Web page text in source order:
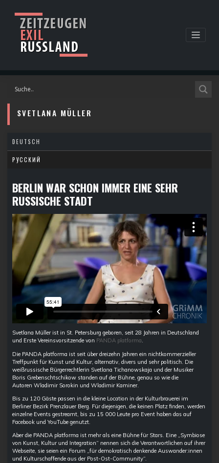
SVETLANA MÜLLER
DEUTSCH
РУССКИЙ
BERLIN WAR SCHON IMMER EINE SEHR
RUSSISCHE STADT
Svetlana Müller ist in St. Petersburg geboren, seit 28 Jahren in Deutschland
und Erste Vereinsvorsitzende von PANDA platforma.
Die PANDA platforma ist seit über dreizehn Jahren ein nichtkommerzieller
Treffpunkt für Kunst und Kultur, alternativ, divers und sehr politisch. Die
weißrussische Bürgerrechtlerin Svetlana Tichanowskaja und der Musiker
Boris Grebenschtschikow standen auf der Bühne, genau so wie die
Autoren Wladimir Sorokin und Wladimir Kaminer.
Bis zu 120 Gäste passen in die kleine Location in der Kulturbrauerei im
Berliner Bezirk Prenzlauer Berg. Für diejenigen, die keinen Platz finden, werden
einzelne Events gestreamt, bis zu 15 000 Leute pro Event haben das auf
Facebook und YouTube genutzt.
Aber die PANDA platforma ist mehr als eine Bühne für Stars. Eine „Symbiose
von Kunst, Kultur und Integration“ nennen sich die Verantwortlichen auf ihrer
Webseite, sie seien ein Forum „für demokratisch denkende Auswander:innen
und Kulturschaffende aus der Post-Ost-Community“.